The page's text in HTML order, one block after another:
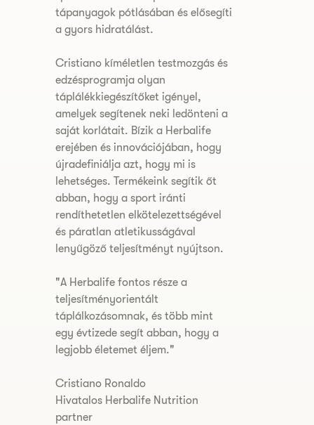
tápanyagok pótlásában és elősegíti
a gyors hidratálást.
Cristiano kíméletlen testmozgás és
edzésprogramja olyan
táplálékkiegészítőket igényel,
amelyek segítenek neki ledönteni a
saját korlátait. Bízik a Herbalife
erejében és innovációjában, hogy
újradefiniálja azt, hogy mi is
lehetséges. Termékeink segítik őt
abban, hogy a sport iránti
rendíthetetlen elkötelezettségével
és páratlan atletikusságával
lenyűgöző teljesítményt nyújtson.
"A Herbalife fontos része a
teljesítményorientált
táplálkozásomnak, és több mint
egy évtizede segít abban, hogy a
legjobb életemet éljem."
Cristiano Ronaldo
Hivatalos Herbalife Nutrition
partner